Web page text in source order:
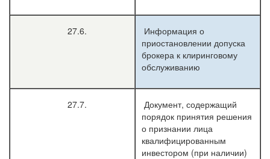
27.6.
Информация о
приостановлении допуска
брокера к клиринговому
обслуживанию
27.7.
Документ, содержащий
порядок принятия решения
о признании лица
квалифицированным
инвестором (при наличии)